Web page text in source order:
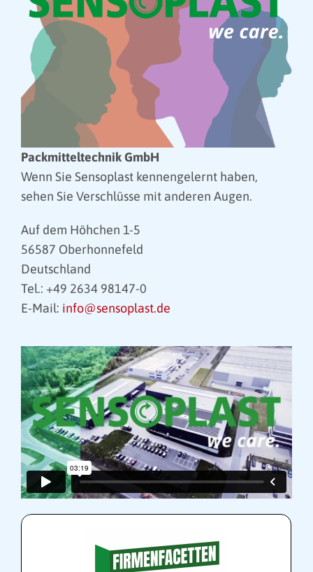
Packmitteltechnik GmbH
Wenn Sie Sensoplast kennengelernt haben,
sehen Sie Verschlüsse mit anderen Augen.
Auf dem Höhchen 1-5
56587 Oberhonnefeld
Deutschland
Tel.: +49 2634 98147-0
E-Mail: info@sensoplast.de